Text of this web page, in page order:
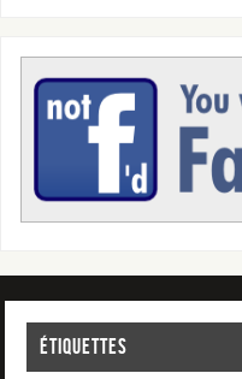
Étiquettes